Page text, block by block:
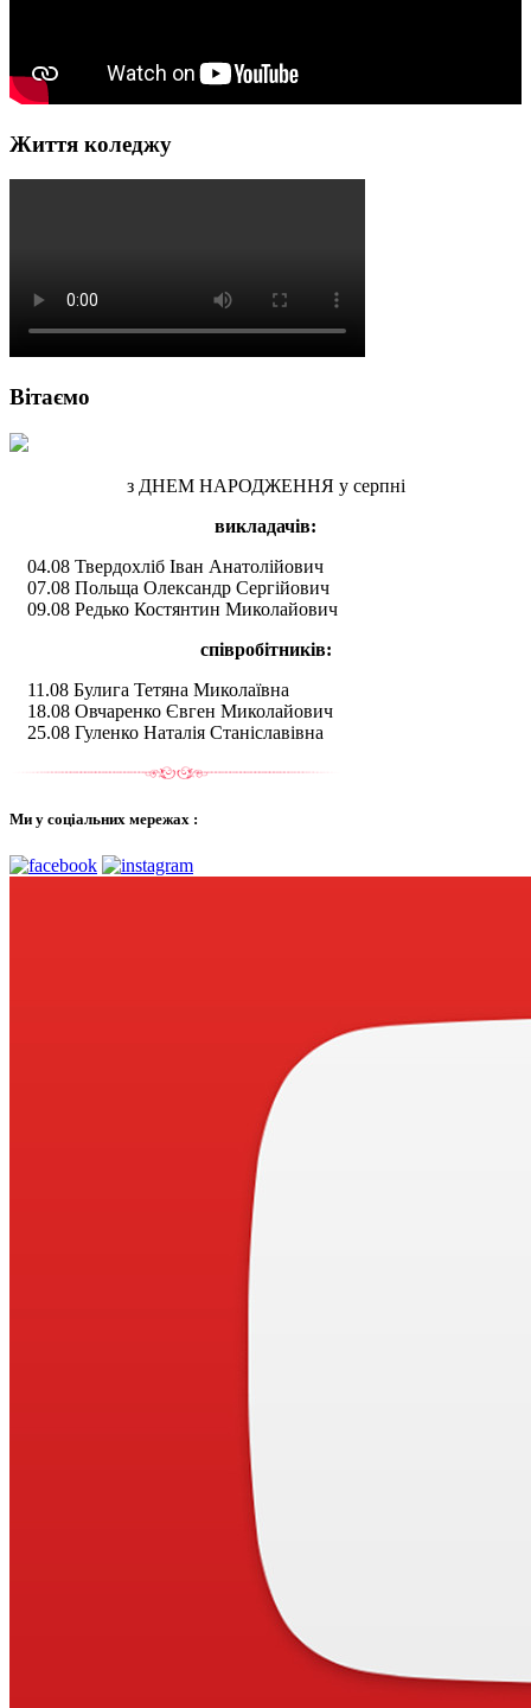
Життя коледжу
Вітаємо
з ДНЕМ НАРОДЖЕННЯ у серпні
викладачів:
04.08 Твердохліб Іван Анатолійович
07.08 Польща Олександр Сергійович
09.08 Редько Костянтин Миколайович
співробітників:
11.08 Булига Тетяна Миколаївна
18.08 Овчаренко Євген Миколайович
25.08 Гуленко Наталія Станіславівна
Ми у соціальних мережах :